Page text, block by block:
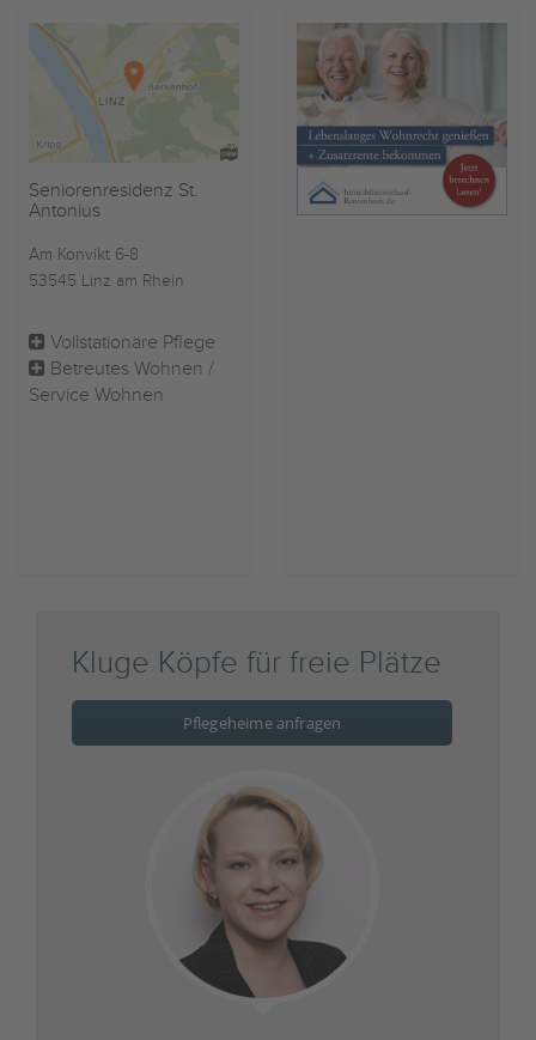
Seniorenresidenz St.
Antonius
Am Konvikt 6-8
53545 Linz am Rhein
Vollstationäre Pflege
Betreutes Wohnen /
Service Wohnen
Kluge Köpfe für freie Plätze
Pflegeheime anfragen